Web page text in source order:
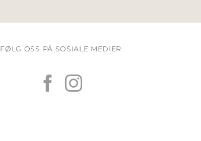
FØLG OSS PÅ SOSIALE MEDIER